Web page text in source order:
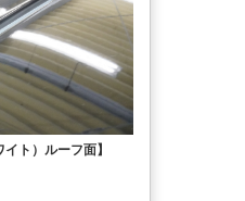
ト）ルーフ面】